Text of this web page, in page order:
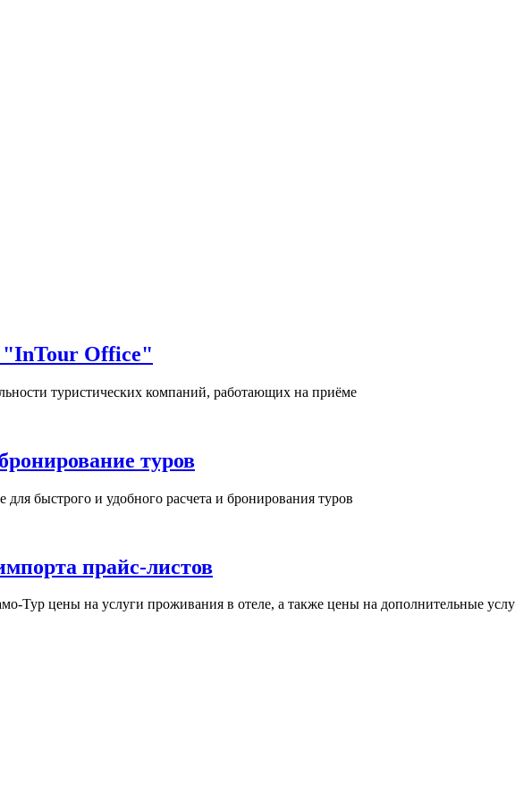
Office"
туристических компаний, работающих на приёме
туров
быстрого и удобного расчета и бронирования туров
прайс-листов
Тур цены на услуги проживания в отеле, а также цены на дополнительные